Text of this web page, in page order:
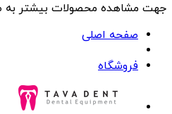
جهت مشاهده محصولات بیشتر به
صفحه اصلی
فروشگاه